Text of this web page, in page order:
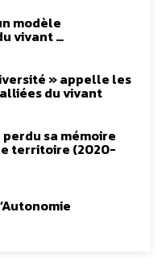
modèle
vivant …
» appelle les
du vivant
sa mémoire
territoire (2020-